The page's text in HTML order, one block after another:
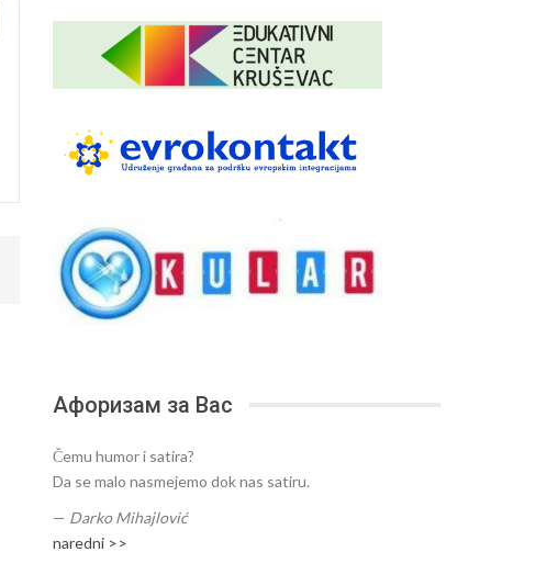
Афоризам за Вас
Čemu humor i satira?
Da se malo nasmejemo dok nas satiru.
— Darko Mihajlović
naredni >>